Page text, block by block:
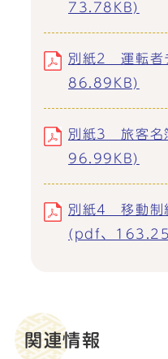
73.78KB)
別紙2 運転者
86.89KB)
別紙3 旅客名
96.99KB)
別紙4 移動制
(pdf、
関連情報